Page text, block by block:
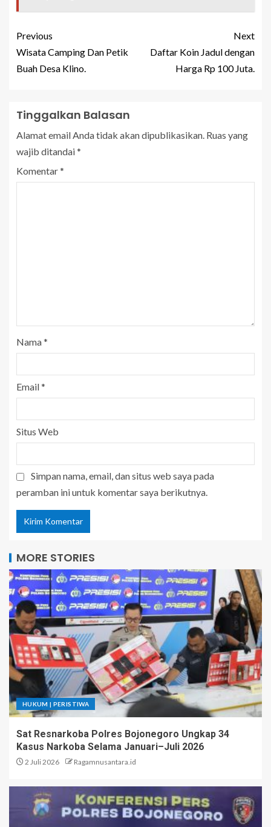
Previous
Wisata Camping Dan Petik
Buah Desa Klino.
Next
Daftar Koin Jadul dengan
Harga Rp 100 Juta.
Tinggalkan Balasan
Alamat email Anda tidak akan dipublikasikan. Ruas yang
wajib ditandai*
Komentar*
Nama*
Email*
Situs Web
Simpan nama, email, dan situs web saya pada
peramban ini untuk komentar saya berikutnya.
MORE STORIES
HUKUM | PERISTIWA
Sat Resnarkoba Polres Bojonegoro Ungkap 34
Kasus Narkoba Selama Januari–Juli 2026
2 Juli 2026 Ragamnusantara.id